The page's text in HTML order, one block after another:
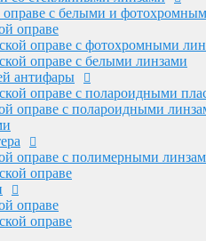
оправе с полимерными линзами
оправе
оправе
оправе
Ricardi от 15000
2000 рублей до 15500 рублей
с накладками от 4500
(женские и мужские)
оправе с белыми и
оправе
оправе с фотохромными
оправе с белыми линзами
антифары
оправе с полароидными
оправе с полароидными
оправе с полимерными
оправе
оправе
оправе